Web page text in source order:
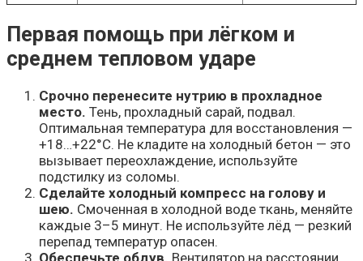
Первая помощь при лёгком и
среднем тепловом ударе
Срочно перенесите нутрию в прохладное
место. Тень, прохладный сарай, подвал.
Оптимальная температура для восстановления —
+18…+22°C. Не кладите на холодный бетон — это
вызывает переохлаждение, используйте
подстилку из соломы.
Сделайте холодный компресс на голову и
шею. Смоченная в холодной воде ткань, меняйте
каждые 3–5 минут. Не используйте лёд — резкий
перепад температур опасен.